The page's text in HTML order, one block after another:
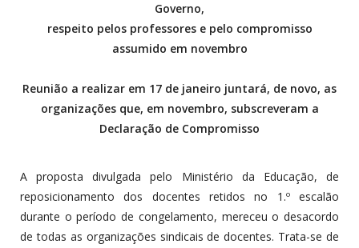
Governo,
respeito pelos professores e pelo compromisso
assumido em novembro
Reunião a realizar em 17 de janeiro juntará, de novo, as
organizações que, em novembro, subscreveram a
Declaração de Compromisso
A proposta divulgada pelo Ministério da Educação, de
reposicionamento dos docentes retidos no 1.º escalão
durante o período de congelamento, mereceu o desacordo
de todas as organizações sindicais de docentes. Trata-se de